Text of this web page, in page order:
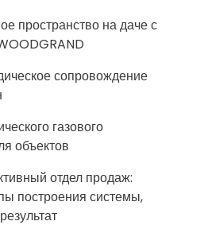
пространство на даче с
сопровождение
газового
объектов
отдел продаж:
построения системы,